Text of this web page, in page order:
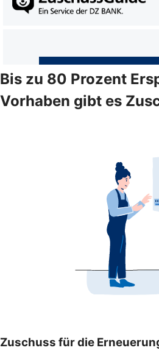
Bis zu 80 Prozent
Vorhaben gibt es
Zuschuss für die